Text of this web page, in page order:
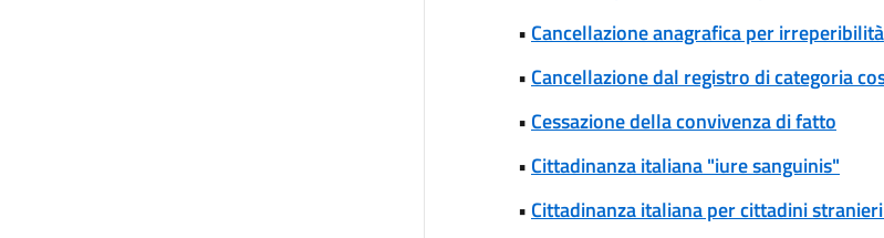
• Cancellazione anagrafica per irreperibilità
• Cancellazione dal registro di categoria
• Cessazione della convivenza di fatto
• Cittadinanza italiana "iure sanguinis"
• Cittadinanza italiana per cittadini